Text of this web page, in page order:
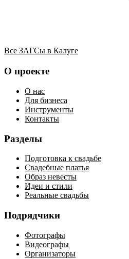
Все ЗАГСы в Калуге
О проекте
О нас
Для бизнеса
Инструменты
Контакты
Разделы
Подготовка к свадьбе
Свадебные платья
Образ невесты
Идеи и стили
Реальные свадьбы
Подрядчики
Фотографы
Видеографы
Организаторы